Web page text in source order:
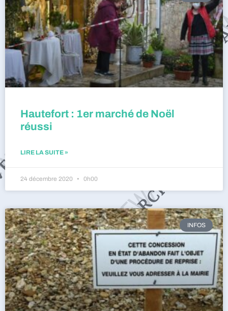
Hautefort : 1er marché de Noël
réussi
LIRE LA SUITE »
24 décembre 2020 0h00
INFOS